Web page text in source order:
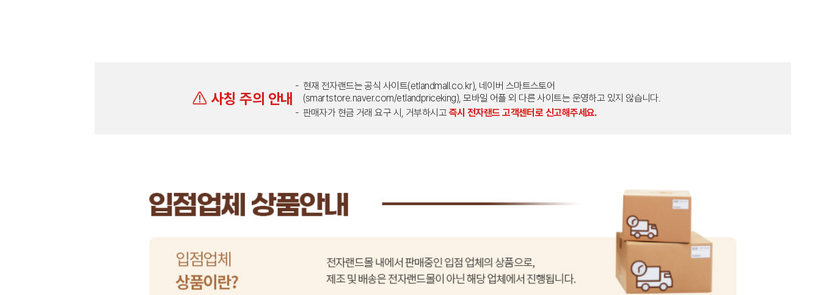
사칭 주의 안내
현재 전자랜드는 공식 사이트(etlandmall.co.kr), 네이버 스마트스토어
(smartstore.naver.com/etlandpriceking), 모바일 어플 외 다른 사이트는 운영하고 있지 않습니다.
판매자가 현금 거래 요구 시, 거부하시고 즉시 전자랜드 고객센터로 신고해주세요.